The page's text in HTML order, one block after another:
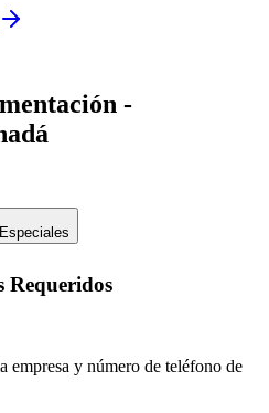
-
Requeridos
empresa y número de teléfono de